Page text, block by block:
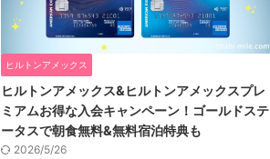
ヒルトンアメックス
ヒルトンアメックス&ヒルトンアメックスプレ
ミアムお得な入会キャンペーン！ゴールドステ
ータスで朝食無料&無料宿泊特典も
2026/5/26